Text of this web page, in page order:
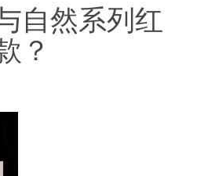
自然系列红
？